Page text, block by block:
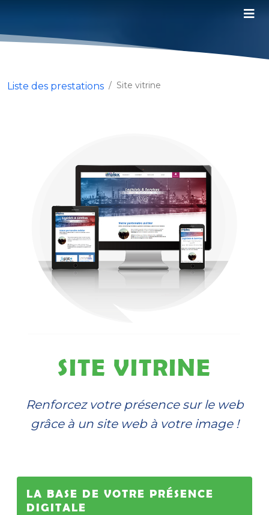
Liste des prestations Site vitrine
SITE VITRINE
Renforcez votre présence sur le web
grâce à un site web à votre image !
LA BASE DE VOTRE PRÉSENCE
DIGITALE